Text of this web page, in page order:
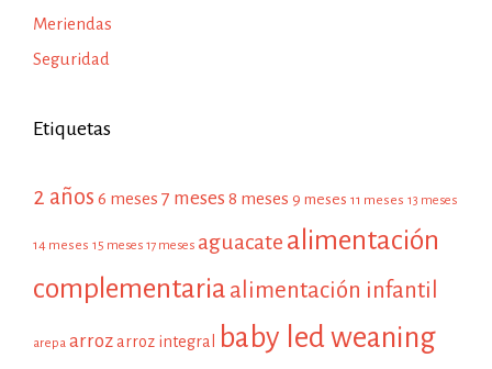
Meriendas
Seguridad
Etiquetas
2 años 6 meses 7 meses 8 meses 9 meses 11 meses 13 meses
14 meses 15 meses 17 meses aguacate alimentación
complementaria alimentación infantil
arepa arroz arroz integral
baby led weaning